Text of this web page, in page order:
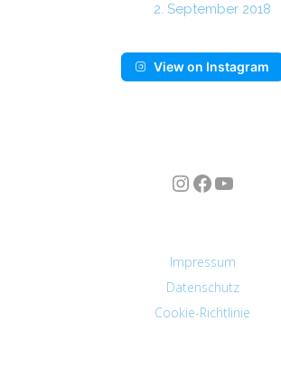
2. September 2018
View on Instagram
Instagram
Facebook
YouTube
Impressum
Datenschutz
Cookie-Richtlinie